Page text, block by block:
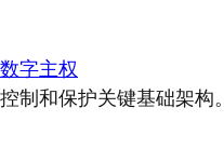
数字主权
控制和保护关键基础架构。